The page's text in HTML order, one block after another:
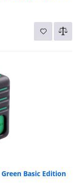
Basic Edition